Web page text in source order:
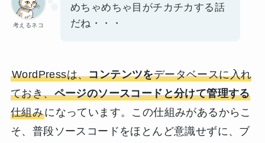
考えるネコ
めちゃめちゃ目がチカチカする話
だね・・・
WordPressは、コンテンツをデータベースに入れ
ておき、ページのソースコードと分けて管理する
仕組みになっています。この仕組みがあるからこ
そ、普段ソースコードをほとんど意識せずに、ブ